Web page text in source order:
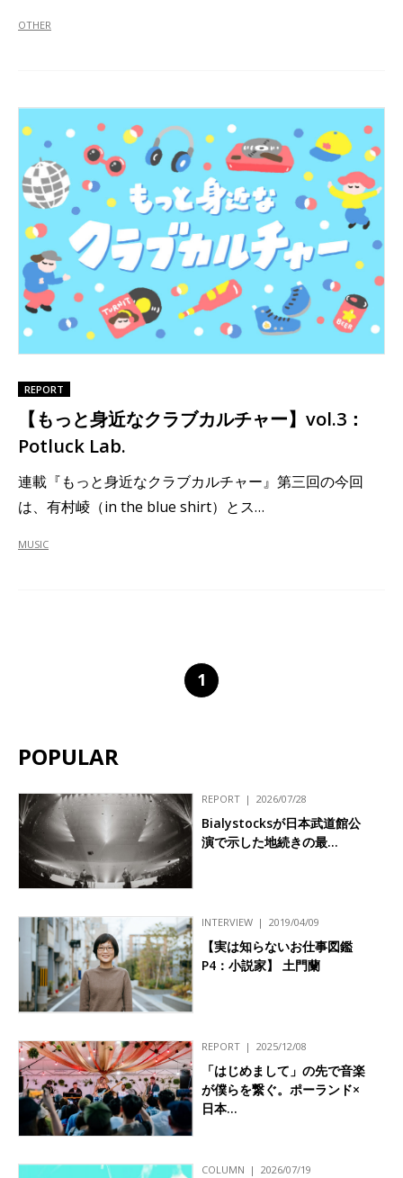
OTHER
REPORT
【もっと身近なクラブカルチャー】vol.3：
Potluck Lab.
連載『もっと身近なクラブカルチャー』第三回の今回
は、有村崚（in the blue shirt）とス…
MUSIC
1
POPULAR
REPORT 2026/07/28
Bialystocksが日本武道館公
演で示した地続きの最…
INTERVIEW 2019/04/09
【実は知らないお仕事図鑑
P4：小説家】 土門蘭
REPORT 2025/12/08
「はじめまして」の先で音楽
が僕らを繋ぐ。ポーランド×
日本…
COLUMN 2026/07/19